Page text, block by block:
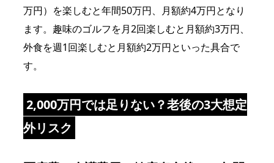
万円）を楽しむと年間50万円、月額約4万円となり
ます。趣味のゴルフを月2回楽しむと月額約3万円、
外食を週1回楽しむと月額約2万円といった具合で
す。
2,000万円では足りない？老後の3大想定
外リスク